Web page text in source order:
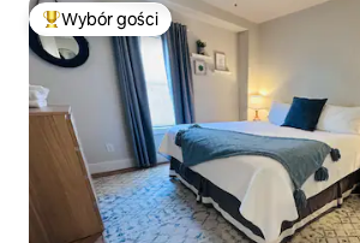
Najpopularniejsze z kategorii Wybór gości
Wybór gości